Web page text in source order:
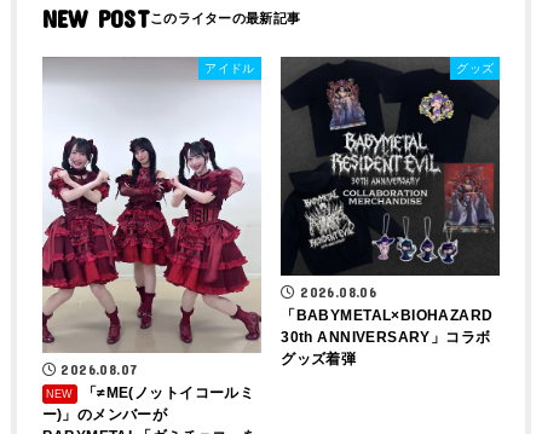
NEW POST
アイドル
2026.08.07
「≠ME(ノットイコールミ
ー)」のメンバーが
グッズ
2026.08.06
「BABYMETAL×BIOHAZARD
30th ANNIVERSARY」コラボ
グッズ着弾